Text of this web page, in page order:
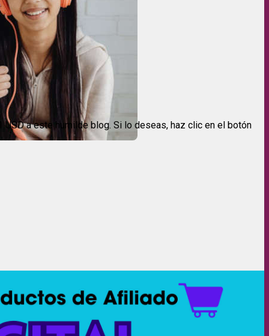
USD a este humilde blog. Si lo deseas, haz clic en el botón